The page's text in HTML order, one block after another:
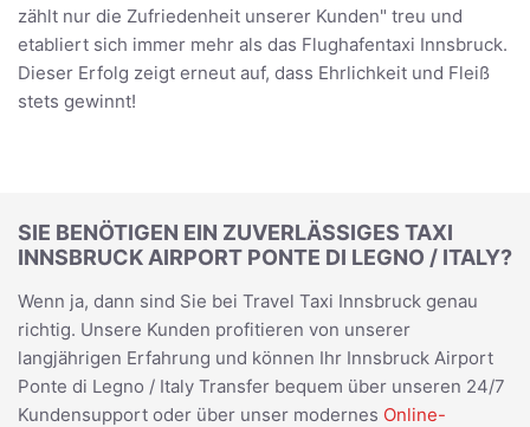
zählt nur die Zufriedenheit unserer Kunden" treu und
etabliert sich immer mehr als das Flughafentaxi Innsbruck.
Dieser Erfolg zeigt erneut auf, dass Ehrlichkeit und Fleiß
stets gewinnt!
SIE BENÖTIGEN EIN ZUVERLÄSSIGES TAXI
INNSBRUCK AIRPORT PONTE DI LEGNO / ITALY?
Wenn ja, dann sind Sie bei Travel Taxi Innsbruck genau
richtig. Unsere Kunden profitieren von unserer
langjährigen Erfahrung und können Ihr Innsbruck Airport
Ponte di Legno / Italy Transfer bequem über unseren 24/7
Kundensupport oder über unser modernes Online-